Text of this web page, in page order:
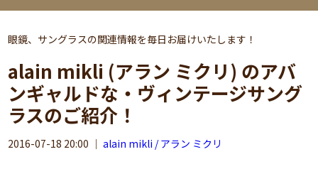
眼鏡、サングラスの関連情報を毎日お届けいたします！
alain mikli (アラン ミクリ) のアバ
ンギャルドな・ヴィンテージサング
ラスのご紹介！
2016-07-18 20:00 ｜alain mikli / アラン ミクリ